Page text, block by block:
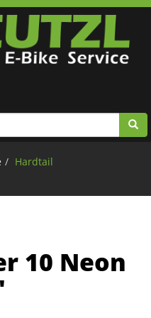
Hardtail
10 Neon